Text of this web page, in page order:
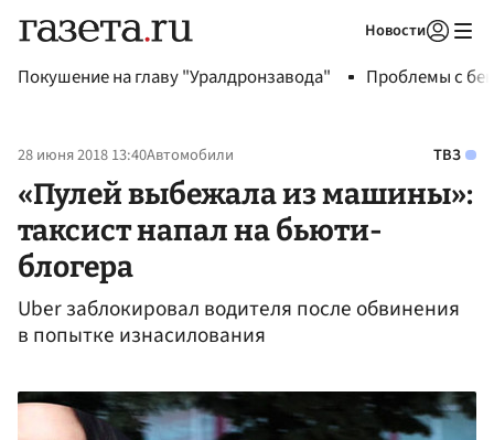
Новости
Покушение на главу "Уралдронзавода" Проблемы с
28 июня 2018 13:40Автомобили ТВЗ
«Пулей выбежала из машины»:
таксист напал на бьюти-
блогера
Uber заблокировал водителя после обвинения
в попытке изнасилования